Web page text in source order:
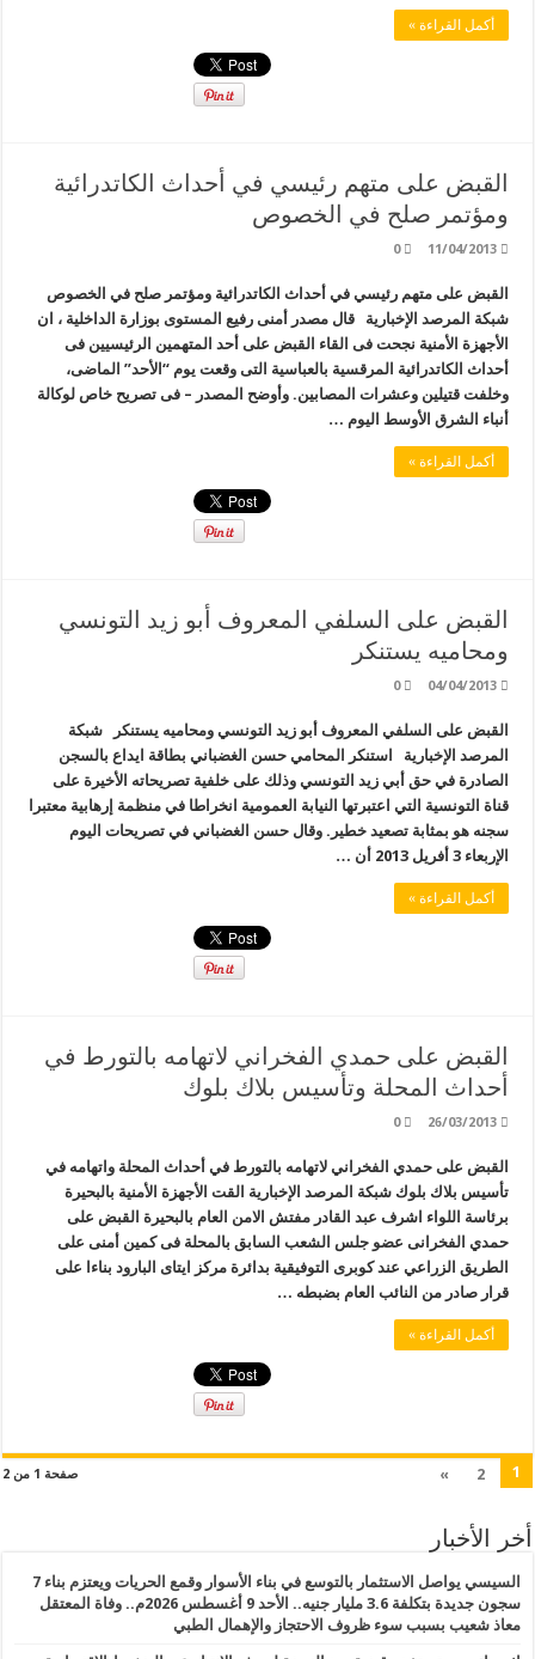
أكمل القراءة »
القبض على متهم رئيسي في أحداث الكاتدرائية
ومؤتمر صلح في الخصوص
11/04/2013
0
القبض على متهم رئيسي في أحداث الكاتدرائية ومؤتمر صلح في الخصوص
شبكة المرصد الإخبارية قال مصدر أمنى رفيع المستوى بوزارة الداخلية ، ان
الأجهزة الأمنية نجحت فى القاء القبض على أحد المتهمين الرئيسيين فى
أحداث الكاتدرائية المرقسية بالعباسية التى وقعت يوم “الأحد” الماضى،
وخلفت قتيلين وعشرات المصابين. وأوضح المصدر – فى تصريح خاص لوكالة
أنباء الشرق الأوسط اليوم …
أكمل القراءة »
القبض على السلفي المعروف أبو زيد التونسي
ومحاميه يستنكر
04/04/2013
0
القبض على السلفي المعروف أبو زيد التونسي ومحاميه يستنكر شبكة
المرصد الإخبارية استنكر المحامي حسن الغضباني بطاقة ايداع بالسجن
الصادرة في حق أبي زيد التونسي وذلك على خلفية تصريحاته الأخيرة على
قناة التونسية التي اعتبرتها النيابة العمومية انخراطا في منظمة إرهابية معتبرا
سجنه هو بمثابة تصعيد خطير. وقال حسن الغضباني في تصريحات اليوم
الإربعاء 3 أفريل 2013 أن …
أكمل القراءة »
القبض على حمدي الفخراني لاتهامه بالتورط في
أحداث المحلة وتأسيس بلاك بلوك
26/03/2013
0
القبض على حمدي الفخراني لاتهامه بالتورط في أحداث المحلة واتهامه في
تأسيس بلاك بلوك شبكة المرصد الإخبارية القت الأجهزة الأمنية بالبحيرة
برئاسة اللواء اشرف عبد القادر مفتش الامن العام بالبحيرة القبض على
حمدي الفخرانى عضو جلس الشعب السابق بالمحلة فى كمين أمنى على
الطريق الزراعي عند كوبرى التوفيقية بدائرة مركز ايتاى البارود بناءا على
قرار صادر من النائب العام بضبطه …
أكمل القراءة »
صفحة 1 من 2 1
2
»
أخر الأخبار
السيسي يواصل الاستثمار بالتوسع في بناء الأسوار وقمع الحريات ويعتزم بناء 7
سجون جديدة بتكلفة 3.6 مليار جنيه.. الأحد 9 أغسطس 2026م.. وفاة المعتقل
معاذ شعيب بسبب سوء ظروف الاحتجاز والإهمال الطبي